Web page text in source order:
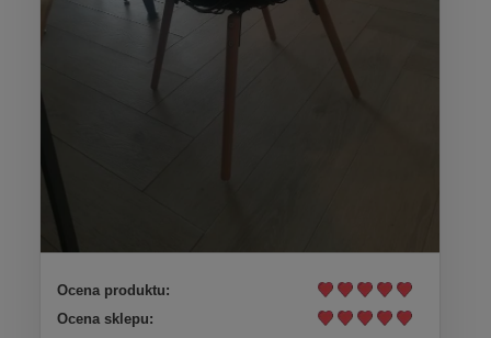
Ocena produktu:
Ocena sklepu: